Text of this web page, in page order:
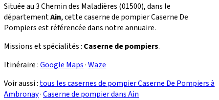
Située au 3 Chemin des Maladières (01500), dans le
départementAin, cette caserne de pompier Caserne De
Pompiers est référencée dans notre annuaire.
Missions et spécialités : Caserne de pompiers.
Itinéraire :Google Maps·Waze
Voir aussi : tous les casernes de pompier Caserne De Pompiers à
Ambronay·Caserne de pompier dans Ain